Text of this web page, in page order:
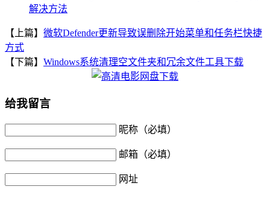
解决方法
【上篇】 微软Defender更新导致误删除开始菜单和任务栏快捷
方式
【下篇】 Windows系统清理空文件夹和冗余文件工具下载
给我留言
昵称（必填）
邮箱（必填）
网址